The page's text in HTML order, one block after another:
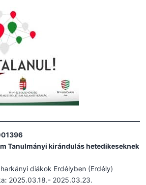
Tanulmányi kirándulás hetedikeseknek
diákok Erdélyben (Erdély)
2025.03.18.- 2025.03.23.